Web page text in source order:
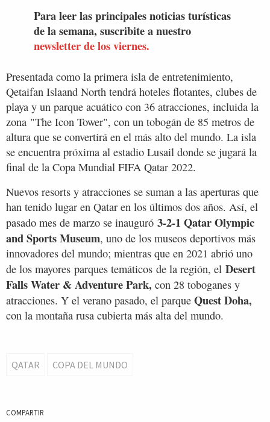
Para leer las principales noticias turísticas
de la semana, suscribite a nuestro
newsletter de los viernes.
Presentada como la primera isla de entretenimiento,
Qetaifan Islaand North tendrá hoteles flotantes, clubes de
playa y un parque acuático con 36 atracciones, incluida la
zona "The Icon Tower", con un tobogán de 85 metros de
altura que se convertirá en el más alto del mundo. La isla
se encuentra próxima al estadio Lusail donde se jugará la
final de la Copa Mundial FIFA Qatar 2022.
Nuevos resorts y atracciones se suman a las aperturas que
han tenido lugar en Qatar en los últimos dos años. Así, el
pasado mes de marzo se inauguró 3-2-1 Qatar Olympic
and Sports Museum, uno de los museos deportivos más
innovadores del mundo; mientras que en 2021 abrió uno
de los mayores parques temáticos de la región, el Desert
Falls Water & Adventure Park, con 28 toboganes y
atracciones. Y el verano pasado, el parque Quest Doha,
con la montaña rusa cubierta más alta del mundo.
QATAR COPA DEL MUNDO
COMPARTIR